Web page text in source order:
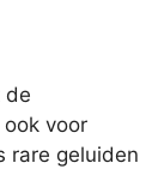
de
voor
rare geluiden